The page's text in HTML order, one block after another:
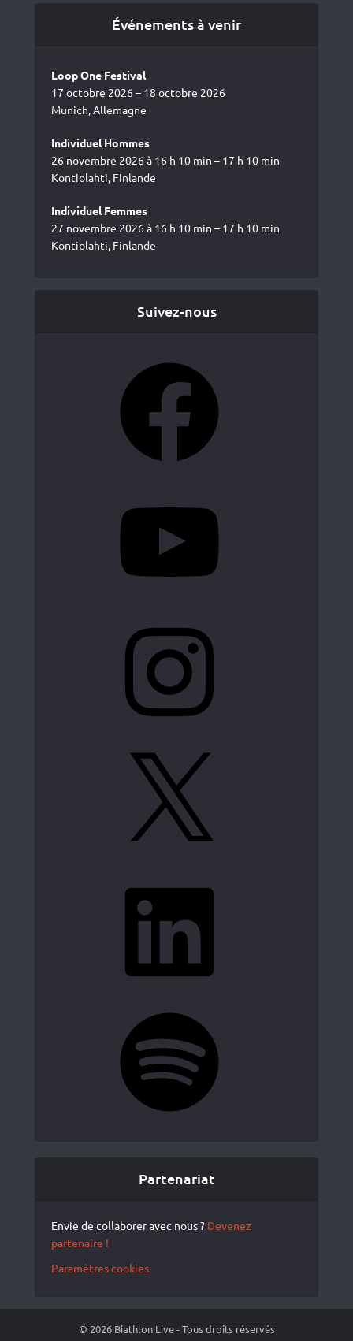
Événements à venir
Loop One Festival
17 octobre 2026 – 18 octobre 2026
Munich, Allemagne
Individuel Hommes
26 novembre 2026 à 16 h 10 min – 17 h 10 min
Kontiolahti, Finlande
Individuel Femmes
27 novembre 2026 à 16 h 10 min – 17 h 10 min
Kontiolahti, Finlande
Suivez-nous
Partenariat
Envie de collaborer avec nous ? Devenez
partenaire !
Paramètres cookies
© 2026 Biathlon Live - Tous droits réservés